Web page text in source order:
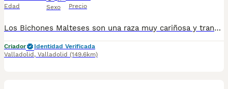
Edad Sexo Precio
Los Bichones Malteses son una raza muy cariñosa y tranquila. Son unos compañeros perfectos para aquellas personas que buscan tranquilidad y buena compañía ❤️🐶. Se entregan a los 2️⃣ meses de edad con: 2️⃣ Vacunas 🪪 Microchip ✈️ Pasaporte Veterinario Oficial 2️⃣ Desparasitaciones En el contrato de compraventa se especifican las garantías sanitarias 📑🏥. En Centro Canino Cauca nuestra prioridad es la cría responsable para una salud excelente tanto para las madres como para los cachorros, más de 20 años de experiencia nos avalan con clientes satisfechos por toda España 🇪🇸. Nuestra página web: https://centrocauca.es/ ¡CONTÁCTANOS! 🫵🐶. 638009917 📞.
Criador
Identidad Verificada
Valladolid , Valladolid (149.6km)